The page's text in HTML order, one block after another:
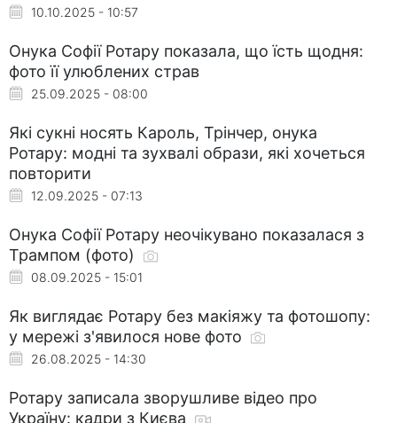
10.10.2025 - 10:57
Онука Софії Ротару показала, що їсть щодня:
фото її улюблених страв
25.09.2025 - 08:00
Які сукні носять Кароль, Трінчер, онука
Ротару: модні та зухвалі образи, які хочеться
повторити
12.09.2025 - 07:13
Онука Софії Ротару неочікувано показалася з
Трампом (фото)
08.09.2025 - 15:01
Як виглядає Ротару без макіяжу та фотошопу:
у мережі з'явилося нове фото
26.08.2025 - 14:30
Ротару записала зворушливе відео про
Україну: кадри з Києва